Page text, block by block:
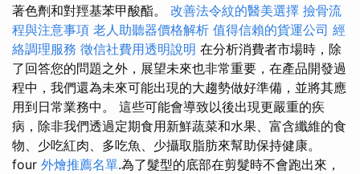
著色劑和對羥基苯甲酸酯。 改善法令紋的醫美選擇 撿骨流
程與注意事項 老人助聽器價格解析 值得信賴的貨運公司 經
絡調理服務 徵信社費用透明說明 在分析消費者市場時，除
了回答您的問題之外，展望未來也非常重要，在產品開發過
程中，我們還為未來可能出現的大趨勢做好準備，並將其應
用到日常業務中。 這些可能會導致以後出現更嚴重的疾
病，除非我們透過定期食用新鮮蔬菜和水果、富含纖維的食
物、少吃紅肉、多吃魚、少攝取脂肪來幫助保持健康。
four 外燴推薦名單.為了髮型的底部在剪髮時不會跑出來，